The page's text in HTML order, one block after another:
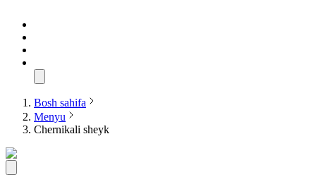
Bosh sahifa
Menyu
Chernikali sheyk